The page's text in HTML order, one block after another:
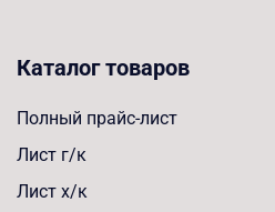
Каталог товаров
Полный прайс-лист
Лист г/к
Лист х/к